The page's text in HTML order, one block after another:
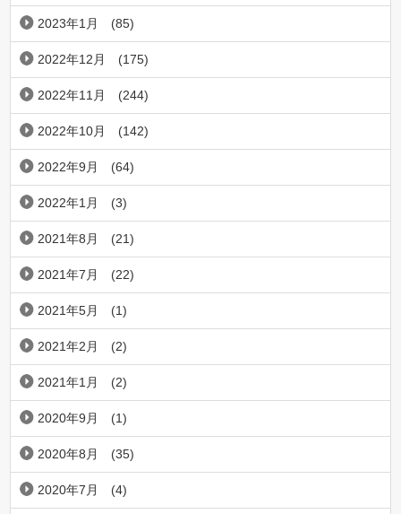
2023年1月 (85)
2022年12月 (175)
2022年11月 (244)
2022年10月 (142)
2022年9月 (64)
2022年1月 (3)
2021年8月 (21)
2021年7月 (22)
2021年5月 (1)
2021年2月 (2)
2021年1月 (2)
2020年9月 (1)
2020年8月 (35)
2020年7月 (4)